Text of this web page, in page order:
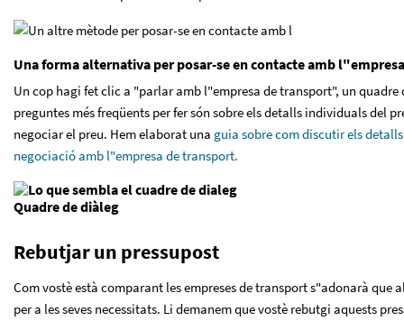
Una forma alternativa per posar-se en contacte amb l"empresa
Un cop hagi fet clic a "parlar amb l"empresa de transport", un quadre
preguntes més freqüents per fer són sobre els detalls individuals del
negociar el preu. Hem elaborat una guia sobre com discutir els
negociació amb l"empresa de transport.
Quadre de diàleg
Rebutjar un pressupost
Com vostè està comparant les empreses de transport s"adonarà que
per a les seves necessitats. Li demanem que vostè rebutgi aquests